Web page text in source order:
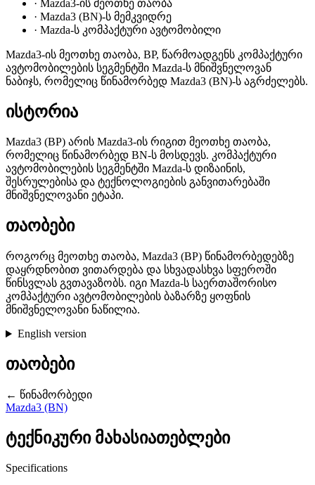
· Mazda3-ის მეოთხე თაობა
· Mazda3 (BN)-ს მემკვიდრე
· Mazda-ს კომპაქტური ავტომობილი
Mazda3-ის მეოთხე თაობა, BP, წარმოადგენს კომპაქტური
ავტომობილების სეგმენტში Mazda-ს მნიშვნელოვან
ნაბიჯს, რომელიც წინამორბედ Mazda3 (BN)-ს აგრძელებს.
ისტორია
Mazda3 (BP) არის Mazda3-ის რიგით მეოთხე თაობა,
რომელიც წინამორბედ BN-ს მოსდევს. კომპაქტური
ავტომობილების სეგმენტში Mazda-ს დიზაინის,
შესრულებისა და ტექნოლოგიების განვითარებაში
მნიშვნელოვანი ეტაპი.
თაობები
როგორც მეოთხე თაობა, Mazda3 (BP) წინამორბედებზე
დაყრდნობით ვითარდება და სხვადასხვა სფეროში
წინსვლას გვთავაზობს. იგი Mazda-ს საერთაშორისო
კომპაქტური ავტომობილების ბაზარზე ყოფნის
მნიშვნელოვანი ნაწილია.
English version
თაობები
← წინამორბედი
Mazda3 (BN)
ტექნიკური მახასიათებლები
Specifications